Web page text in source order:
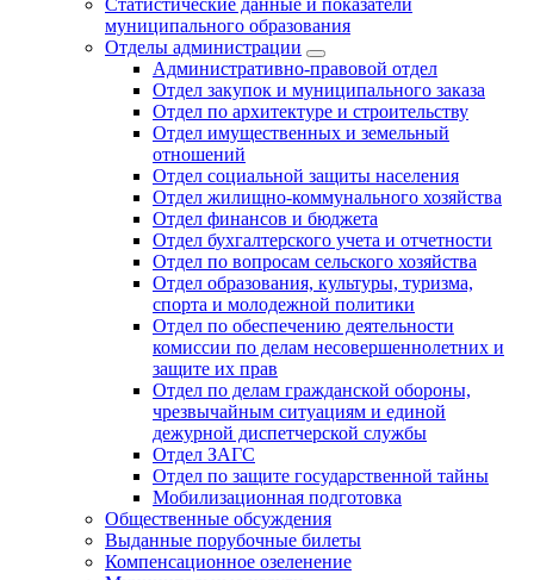
Статистические данные и показатели
муниципального образования
Отделы администрации
Административно-правовой отдел
Отдел закупок и муниципального заказа
Отдел по архитектуре и строительству
Отдел имущественных и земельный
отношений
Отдел социальной защиты населения
Отдел жилищно-коммунального хозяйства
Отдел финансов и бюджета
Отдел бухгалтерского учета и отчетности
Отдел по вопросам сельского хозяйства
Отдел образования, культуры, туризма,
спорта и молодежной политики
Отдел по обеспечению деятельности
комиссии по делам несовершеннолетних и
защите их прав
Отдел по делам гражданской обороны,
чрезвычайным ситуациям и единой
дежурной диспетчерской службы
Отдел ЗАГС
Отдел по защите государственной тайны
Мобилизационная подготовка
Общественные обсуждения
Выданные порубочные билеты
Компенсационное озеленение